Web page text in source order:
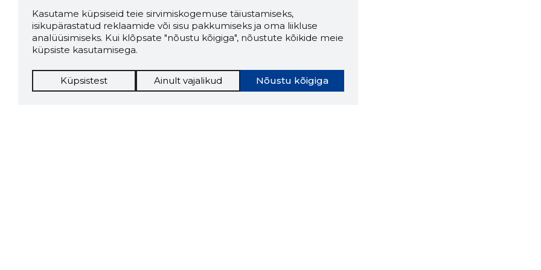
Kasutame küpsiseid teie sirvimiskogemuse täiustamiseks,
isikupärastatud reklaamide või sisu pakkumiseks ja oma liikluse
analüüsimiseks. Kui klõpsate "nõustu kõigiga", nõustute kõikide meie
küpsiste kasutamisega.
Nõustu kõigiga
Küpsistest Ainult vajalikud